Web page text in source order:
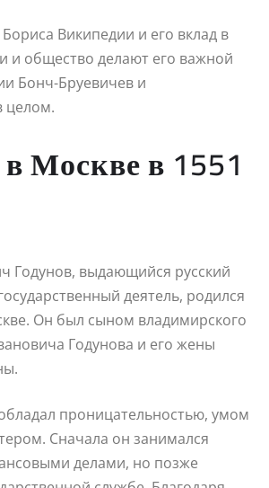
Википедии и его вклад в
и общество делают его важной
Бонч-Бруевичев и
целом.
Москве в 1551
Годунов, выдающийся русский
деятель, родился
Он был сыном владимирского
Годунова и его жены
проницательностью, умом
Сначала он занимался
делами, но позже